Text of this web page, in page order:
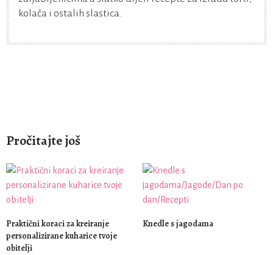
kolača i ostalih slastica.
Pročitajte još
Praktični koraci za kreiranje
personalizirane kuharice tvoje
obitelji
Knedle s jagodama